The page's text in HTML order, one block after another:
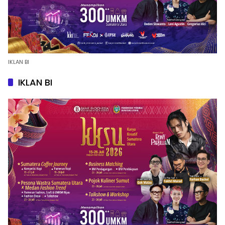
IKLAN BI
IKLAN BI